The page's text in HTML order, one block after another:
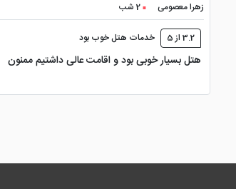
زهرا معصومی 2 شب
3.2 از 5 خدمات هتل خوب بود
هتل بسیار خوبی بود و اقامت عالی داشتیم ممنون